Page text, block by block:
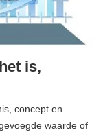
is,
concept en
waarde of